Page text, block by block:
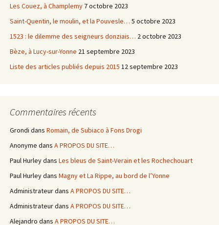
Les Couez, à Champlemy 7 octobre 2023
Saint-Quentin, le moulin, et la Pouvesle… 5 octobre 2023
1523 : le dilemme des seigneurs donziais… 2 octobre 2023
Bèze, à Lucy-sur-Yonne 21 septembre 2023
Liste des articles publiés depuis 2015 12 septembre 2023
Commentaires récents
Grondi dans Romain, de Subiaco à Fons Drogi
Anonyme dans A PROPOS DU SITE…
Paul Hurleydans Les bleus de Saint-Verain et les Rochechouart
Paul Hurleydans Magny et La Rippe, au bord de l’Yonne
Administrateurdans A PROPOS DU SITE…
Administrateurdans A PROPOS DU SITE…
Alejandro dans A PROPOS DU SITE…